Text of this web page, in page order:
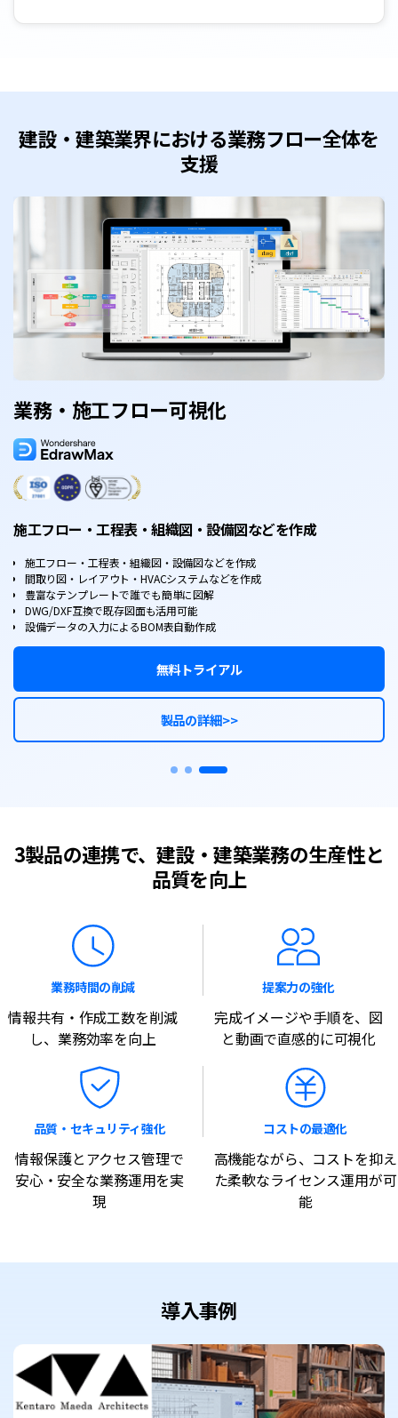
建設・建築業界における業務フロー全体を
支援
施工フロー・工程表・組織図・設備図などを作成
施工フロー・工程表・組織図・設備図などを作成
間取り図・レイアウト・HVACシステムなどを作成
豊富なテンプレートで誰でも簡単に図解
DWG/DXF互換で既存図面も活用可能
設備データの入力によるBOM表自動作成
無料トライアル
製品の詳細>>
業務・施工フロー可視化
3製品の連携で、建設・建築業務の生産性と
品質を向上
業務時間の削減
情報共有・作成工数を削減
し、業務効率を向上
提案力の強化
完成イメージや手順を、図
と動画で直感的に可視化
品質・セキュリティ強化
情報保護とアクセス管理で
安心・安全な業務運用を実
現
コストの最適化
高機能ながら、コストを抑え
た柔軟なライセンス運用が可
能
導入事例